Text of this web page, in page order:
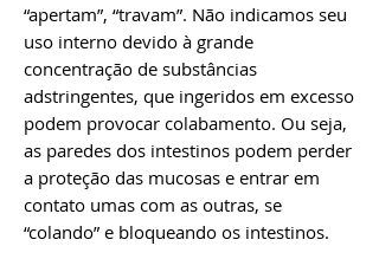
“apertam”, “travam”. Não indicamos seu
uso interno devido à grande
concentração de substâncias
adstringentes, que ingeridos em excesso
podem provocar colabamento. Ou seja,
as paredes dos intestinos podem perder
a proteção das mucosas e entrar em
contato umas com as outras, se
“colando” e bloqueando os intestinos.